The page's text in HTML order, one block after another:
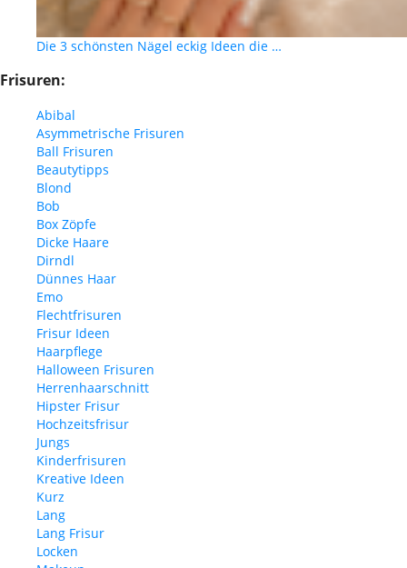
Die 3 schönsten Nägel eckig Ideen die …
Frisuren:
Abibal
Asymmetrische Frisuren
Ball Frisuren
Beautytipps
Blond
Bob
Box Zöpfe
Dicke Haare
Dirndl
Dünnes Haar
Emo
Flechtfrisuren
Frisur Ideen
Haarpflege
Halloween Frisuren
Herrenhaarschnitt
Hipster Frisur
Hochzeitsfrisur
Jungs
Kinderfrisuren
Kreative Ideen
Kurz
Lang
Lang Frisur
Locken